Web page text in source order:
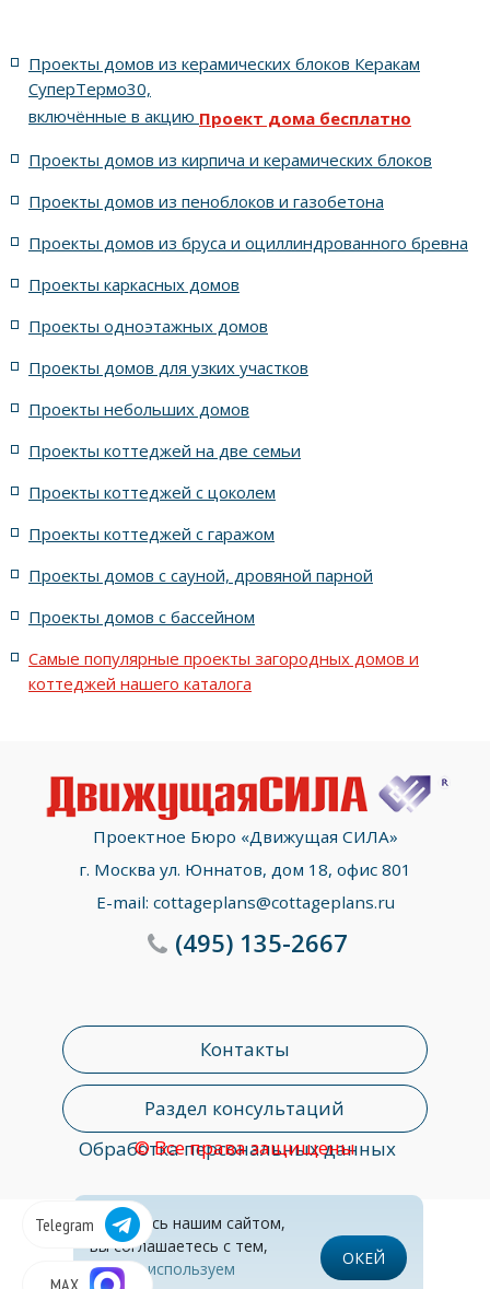
Telegram
MAX
С цоколем С гаражом 6 спален с котельной
5 спален с цоколем и террасой
7 спален с крышей шале 5 спален и террасой
жилых в английском стиле
жилых в современном стиле с террасой
с террасой и 6 комнатами
Проекты домов из керамических блоков Керакам
СуперТермо30,
включённые в акциюПроект дома бесплатно
Проекты домов из кирпича и керамических блоков
Проекты домов из пеноблоков и газобетона
Проекты домов из бруса и оциллиндрованного бревна
Проекты каркасных домов
Проекты одноэтажных домов
Проекты домов для узких участков
Проекты небольших домов
Проекты коттеджей на две семьи
Проекты коттеджей с цоколем
Проекты коттеджей с гаражом
Проекты домов с сауной, дровяной парной
Проекты домов с бассейном
Самые популярные проекты загородных домов и
коттеджей нашего каталога
© Все права защищены
Проектное Бюро «Движущая СИЛА»
г. Москва ул. Юннатов, дом 18, офис 801
E-mail: cottageplans@cottageplans.ru
Контакты
Раздел консультаций
(495)135-2667
Обработка персональных данных
Пользуясь нашим сайтом,
вы соглашаетесь с тем,
чтомы используем
ОКЕЙ